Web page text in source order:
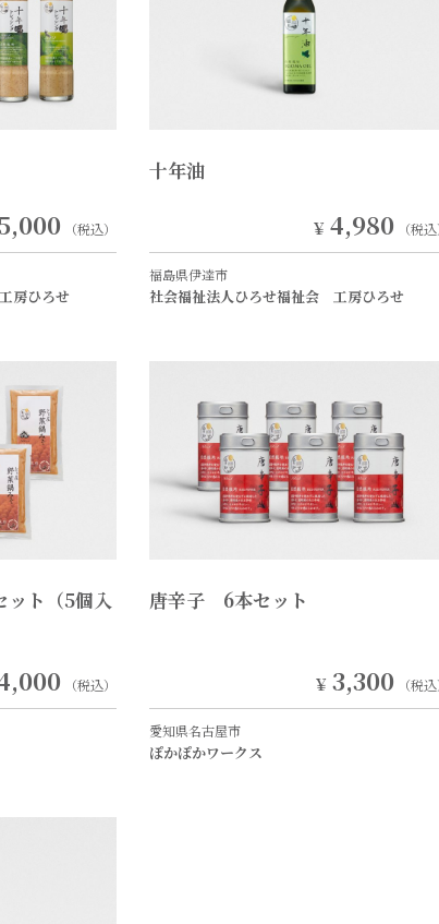
（税込）
房ひろせ
十年油
￥ 4,980 （税込
福島県伊達市
社会福祉法人ひろせ福祉会 工房ひろせ
ト（5個入
（税込）
唐辛子 6本セット
￥ 3,300 （税込
愛知県名古屋市
ぽかぽかワークス